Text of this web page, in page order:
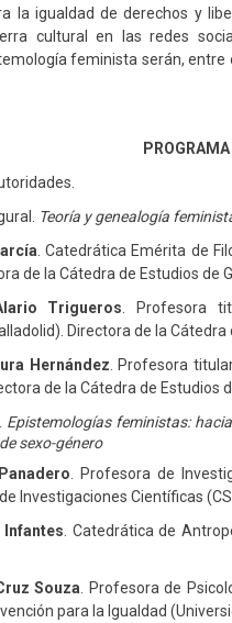
la igualdad de derechos y
cultural en las redes
feminista serán,
PROGRAMA
Teoría y genealogía
. Catedrática Emérita de
de la Cátedra de Estudios de
Trigueros . Profesora
Directora de la Cátedra
Hernández . Profesora
de la Cátedra de Estudios
Epistemologías feministas:
sexo-género
. Profesora de
Investigaciones Científicas
. Catedrática de
Souza . Profesora de
para la Igualdad